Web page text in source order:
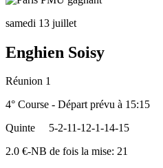
samedi 13 juillet
Enghien Soisy
Réunion 1
4° Course - Départ prévu à 15:15
Quinte
5-2-11-12-1-14-15
2.0 €-NB de fois la mise: 21